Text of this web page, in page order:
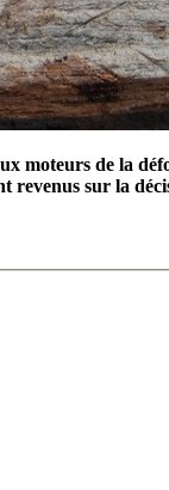
moteurs de la
revenus sur la